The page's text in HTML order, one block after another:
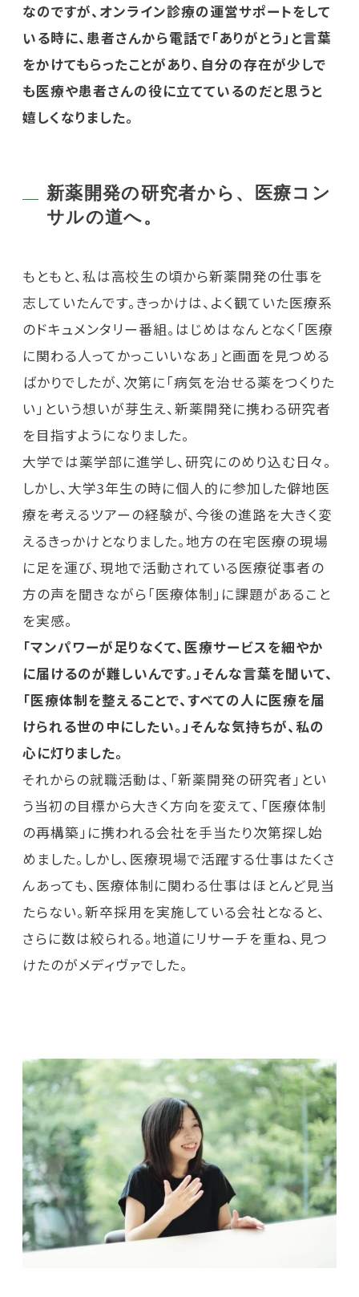
なのですが、オンライン診療の運営サポートをして
いる時に、患者さんから電話で「ありがとう」と言葉
をかけてもらったことがあり、自分の存在が少しで
も医療や患者さんの役に立てているのだと思うと
嬉しくなりました。
新薬開発の研究者から、医療コン
サルの道へ。
もともと、私は高校生の頃から新薬開発の仕事を
志していたんです。きっかけは、よく観ていた医療系
のドキュメンタリー番組。はじめはなんとなく「医療
に関わる人ってかっこいいなあ」と画面を見つめる
ばかりでしたが、次第に「病気を治せる薬をつくりた
い」という想いが芽生え、新薬開発に携わる研究者
を目指すようになりました。
大学では薬学部に進学し、研究にのめり込む日々。
しかし、大学3年生の時に個人的に参加した僻地医
療を考えるツアーの経験が、今後の進路を大きく変
えるきっかけとなりました。地方の在宅医療の現場
に足を運び、現地で活動されている医療従事者の
方の声を聞きながら「医療体制」に課題があること
を実感。
「マンパワーが足りなくて、医療サービスを細やか
に届けるのが難しいんです。」そんな言葉を聞いて、
「医療体制を整えることで、すべての人に医療を届
けられる世の中にしたい。」そんな気持ちが、私の
心に灯りました。
それからの就職活動は、「新薬開発の研究者」とい
う当初の目標から大きく方向を変えて、「医療体制
の再構築」に携われる会社を手当たり次第探し始
めました。しかし、医療現場で活躍する仕事はたくさ
んあっても、医療体制に関わる仕事はほとんど見当
たらない。新卒採用を実施している会社となると、
さらに数は絞られる。地道にリサーチを重ね、見つ
けたのがメディヴァでした。